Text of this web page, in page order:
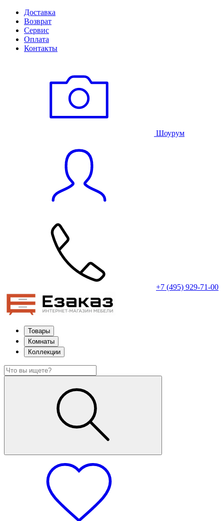
Доставка
Возврат
Сервис
Оплата
Контакты
Шоурум
+7 (495) 929-71-00
Товары
Комнаты
Коллекции